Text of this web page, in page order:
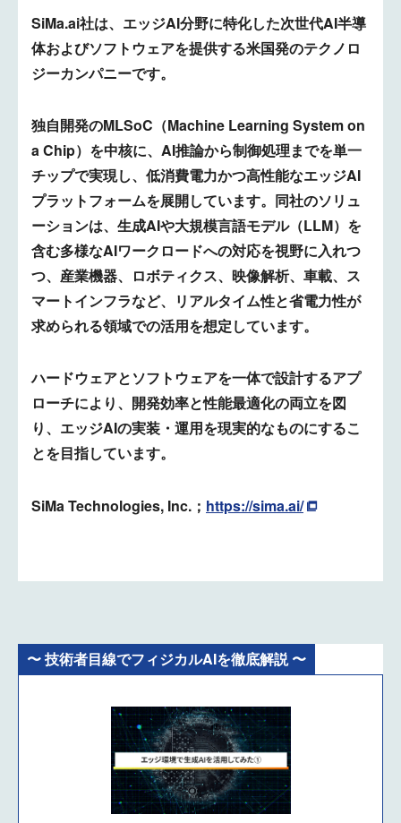
SiMa.ai社は、エッジAI分野に特化した次世代AI半導
体およびソフトウェアを提供する米国発のテクノロ
ジーカンパニーです。
独自開発のMLSoC（Machine Learning System on
a Chip）を中核に、AI推論から制御処理までを単一
チップで実現し、低消費電力かつ高性能なエッジAI
プラットフォームを展開しています。同社のソリュ
ーションは、生成AIや大規模言語モデル（LLM）を
含む多様なAIワークロードへの対応を視野に入れつ
つ、産業機器、ロボティクス、映像解析、車載、ス
マートインフラなど、リアルタイム性と省電力性が
求められる領域での活用を想定しています。
ハードウェアとソフトウェアを一体で設計するアプ
ローチにより、開発効率と性能最適化の両立を図
り、エッジAIの実装・運用を現実的なものにするこ
とを目指しています。
SiMa Technologies, Inc.； https://sima.ai/
〜 技術者目線でフィジカルAIを徹底解説 〜